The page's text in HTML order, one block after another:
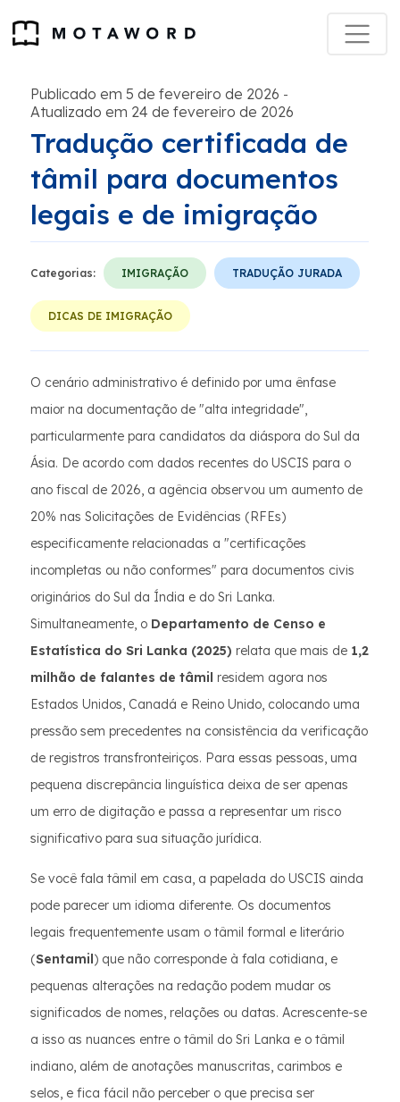
Publicado em 5 de fevereiro de 2026 -
Atualizado em 24 de fevereiro de 2026
Tradução certificada de
tâmil para documentos
legais e de imigração
Categorias: IMIGRAÇÃO TRADUÇÃO JURADA
DICAS DE IMIGRAÇÃO
O cenário administrativo é definido por uma ênfase
maior na documentação de "alta integridade",
particularmente para candidatos da diáspora do Sul da
Ásia. De acordo com dados recentes do USCIS para o
ano fiscal de 2026, a agência observou um aumento de
20% nas Solicitações de Evidências (RFEs)
especificamente relacionadas a "certificações
incompletas ou não conformes" para documentos civis
originários do Sul da Índia e do Sri Lanka.
Simultaneamente, o Departamento de Censo e
Estatística do Sri Lanka (2025) relata que mais de 1,2
milhão de falantes de tâmil residem agora nos
Estados Unidos, Canadá e Reino Unido, colocando uma
pressão sem precedentes na consistência da verificação
de registros transfronteiriços. Para essas pessoas, uma
pequena discrepância linguística deixa de ser apenas
um erro de digitação e passa a representar um risco
significativo para sua situação jurídica.
Se você fala tâmil em casa, a papelada do USCIS ainda
pode parecer um idioma diferente. Os documentos
legais frequentemente usam o tâmil formal e literário
(Sentamil) que não corresponde à fala cotidiana, e
pequenas alterações na redação podem mudar os
significados de nomes, relações ou datas. Acrescente-se
a isso as nuances entre o tâmil do Sri Lanka e o tâmil
indiano, além de anotações manuscritas, carimbos e
selos, e fica fácil não perceber o que precisa ser